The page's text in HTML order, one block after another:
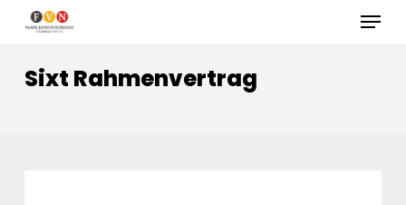
Skip
content
Menu
Sixt Rahmenvertrag